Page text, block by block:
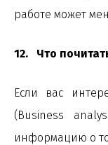
работе может
12. Что
Если вас
(Business
информацию о